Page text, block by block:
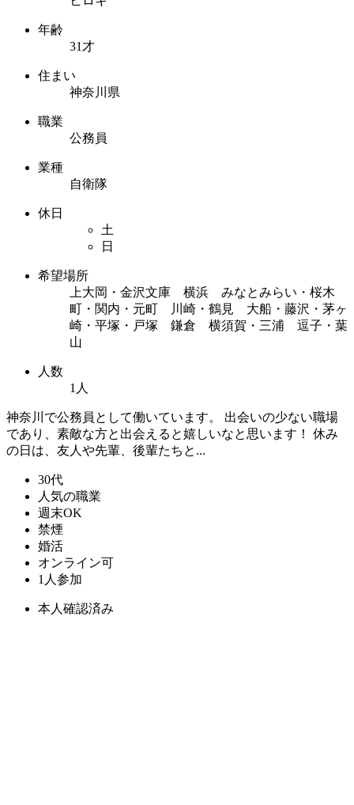
年齢
31才
住まい
神奈川県
職業
公務員
業種
自衛隊
休日
土
日
希望場所
上大岡・金沢文庫 横浜 みなとみらい・桜木
町・関内・元町 川崎・鶴見 大船・藤沢・茅ヶ
崎・平塚・戸塚 鎌倉 横須賀・三浦 逗子・葉
山
人数
1人
神奈川で公務員として働いています。 出会いの少ない職場
であり、素敵な方と出会えると嬉しいなと思います！ 休み
の日は、友人や先輩、後輩たちと...
30代
人気の職業
週末OK
禁煙
婚活
オンライン可
1人参加
本人確認済み